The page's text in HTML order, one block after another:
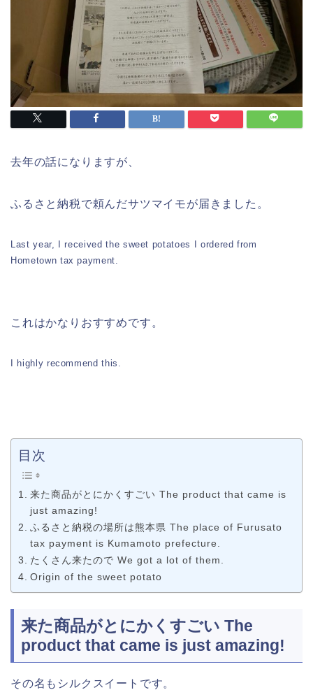
去年の話になりますが、
ふるさと納税で頼んだサツマイモが届きました。
Last year, I received the sweet potatoes I ordered from
Hometown tax payment.
これはかなりおすすめです。
I highly recommend this.
目次
来た商品がとにかくすごい The product that came is
just amazing!
ふるさと納税の場所は熊本県 The place of Furusato
tax payment is Kumamoto prefecture.
たくさん来たので We got a lot of them.
Origin of the sweet potato
来た商品がとにかくすごい The
product that came is just amazing!
その名もシルクスイートです。